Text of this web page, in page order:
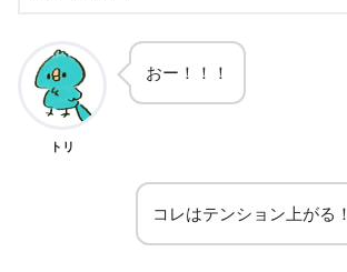
トリ
おー！！！
コレはテンション上がる！